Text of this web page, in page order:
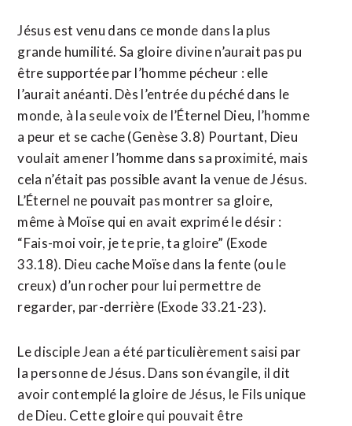
Jésus est venu dans ce monde dans la plus
grande humilité. Sa gloire divine n’aurait pas pu
être supportée par l’homme pécheur : elle
l’aurait anéanti. Dès l’entrée du péché dans le
monde, à la seule voix de l’Éternel Dieu, l’homme
a peur et se cache (Genèse 3.8) Pourtant, Dieu
voulait amener l’homme dans sa proximité, mais
cela n’était pas possible avant la venue de Jésus.
L’Éternel ne pouvait pas montrer sa gloire,
même à Moïse qui en avait exprimé le désir :
“Fais-moi voir, je te prie, ta gloire” (Exode
33.18). Dieu cache Moïse dans la fente (ou le
creux) d’un rocher pour lui permettre de
regarder, par-derrière (Exode 33.21-23).
Le disciple Jean a été particulièrement saisi par
la personne de Jésus. Dans son évangile, il dit
avoir contemplé la gloire de Jésus, le Fils unique
de Dieu. Cette gloire qui pouvait être